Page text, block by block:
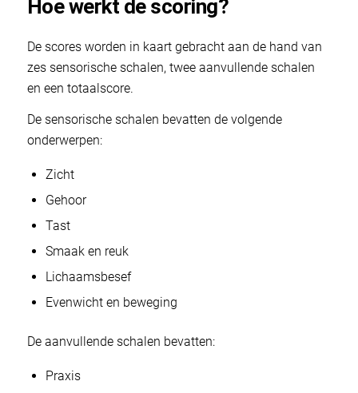
Hoe werkt de scoring?
De scores worden in kaart gebracht aan de hand van
zes sensorische schalen, twee aanvullende schalen
en een totaalscore.
De sensorische schalen bevatten de volgende
onderwerpen:
Zicht
Gehoor
Tast
Smaak en reuk
Lichaamsbesef
Evenwicht en beweging
De aanvullende schalen bevatten:
Praxis